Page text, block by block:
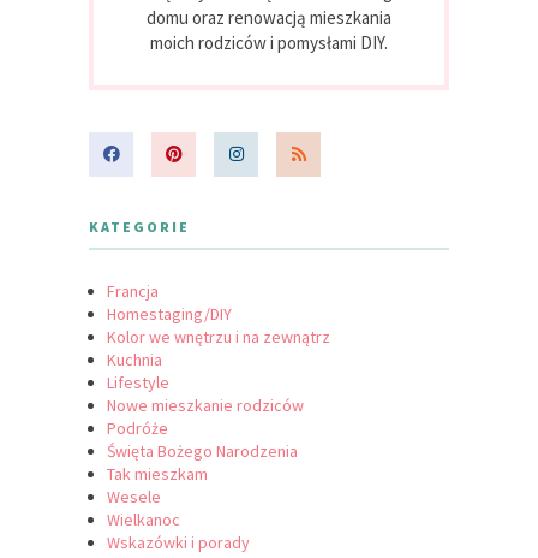
domu oraz renowacją mieszkania
moich rodziców i pomysłami DIY.
KATEGORIE
Francja
Homestaging/DIY
Kolor we wnętrzu i na zewnątrz
Kuchnia
Lifestyle
Nowe mieszkanie rodziców
Podróże
Święta Bożego Narodzenia
Tak mieszkam
Wesele
Wielkanoc
Wskazówki i porady